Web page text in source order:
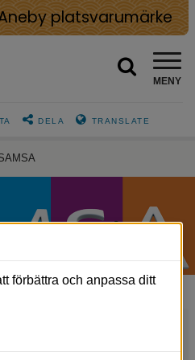
platsvarumärke
MENY
DELA TRANSLATE
förbättra och anpassa ditt